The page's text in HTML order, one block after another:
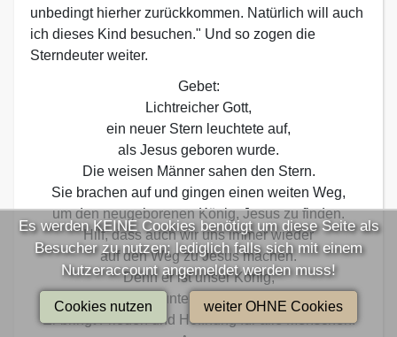
unbedingt hierher zurückkommen. Natürlich will auch
ich dieses Kind besuchen." Und so zogen die
Sterndeuter weiter.
Gebet:
Lichtreicher Gott,
ein neuer Stern leuchtete auf,
als Jesus geboren wurde.
Die weisen Männer sahen den Stern.
Sie brachen auf und gingen einen weiten Weg,
um den neugeborenen König, Jesus zu finden.
Hilf, dass auch wir uns immer wieder
auf den Weg zu Jesus machen.
Denn er ist unser König,
er will unter uns wohnen.
Er bringt Frieden und Hoffnung für alle Menschen.
Es werden KEINE Cookies benötigt um diese Seite als
Besucher zu nutzen; lediglich falls sich mit einem
Nutzeraccount angemeldet werden muss!
Cookies nutzen weiter OHNE Cookies